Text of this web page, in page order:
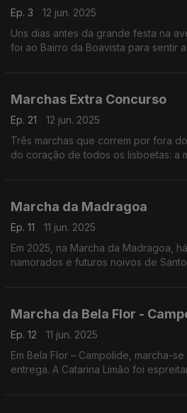
Ep. 3
12 jun. 2025
Uns dias antes da grande festa na
foi ao Bairro da Boavista para sentir
Marchas Extra Concurso
Ep. 21
12 jun. 2025
Três marchas que correm por fora
do coração de todos os lisboetas: a
Marcha da Madragoa
Ep. 11
11 jun. 2025
Em 2025, na Marcha da Madragoa,
namorados e futuros noivos de
Marcha da Bela Flor -
Ep. 12
11 jun. 2025
Em Bela Flor – Campolide, marcha-
entrega. A Catarina Limão foi